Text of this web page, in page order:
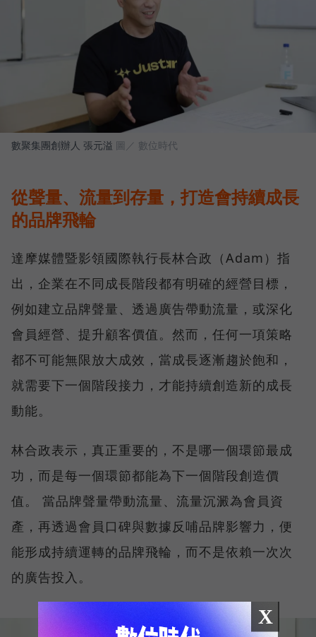
數聚集團創辦人 張元溢 圖／ 數位時代
從聲量、流量到存量，打造會持續成長
的品牌飛輪
達摩媒體暨影領國際執行長林合政（Adam）指
出，企業在不同成長階段都有明確的經營目標，
例如建立品牌聲量、透過廣告帶動流量，或深化
會員經營、提升顧客價值。然而，任何一項策略
都不可能無限放大成效，當成長逐漸趨於飽和，
就需要下一個階段接力，才能持續創造新的成長
動能。
林合政表示，真正重要的，不是哪一個環節最成
功，而是每一個環節都能為下一個階段創造價
值。 當品牌聲量帶動流量、流量沉澱為會員資
產，再透過會員口碑與數據反哺品牌影響力，便
能形成持續運轉的品牌飛輪，而不是依賴一次次
的廣告投入。
X